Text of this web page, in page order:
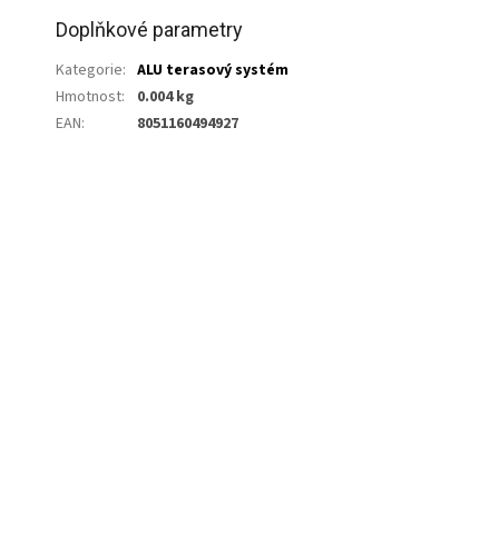
Doplňkové parametry
Kategorie: ALU terasový systém
Hmotnost:
0.004 kg
EAN: 8051160494927